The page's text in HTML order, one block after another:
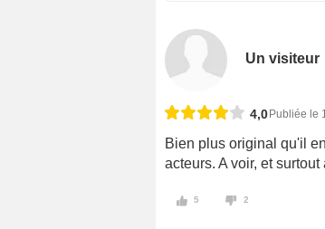
Un visiteur
4,0 Publiée le
Bien plus original qu'il
acteurs. A voir, et
5 2